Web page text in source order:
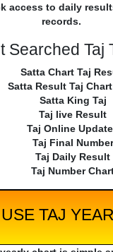
access to daily
records.
Searched Taj
Satta Chart Taj
Satta Result Taj
Satta King Taj
Taj live Result
Taj Online
Taj Final Number
Taj Daily Result
Taj Number
TAJ